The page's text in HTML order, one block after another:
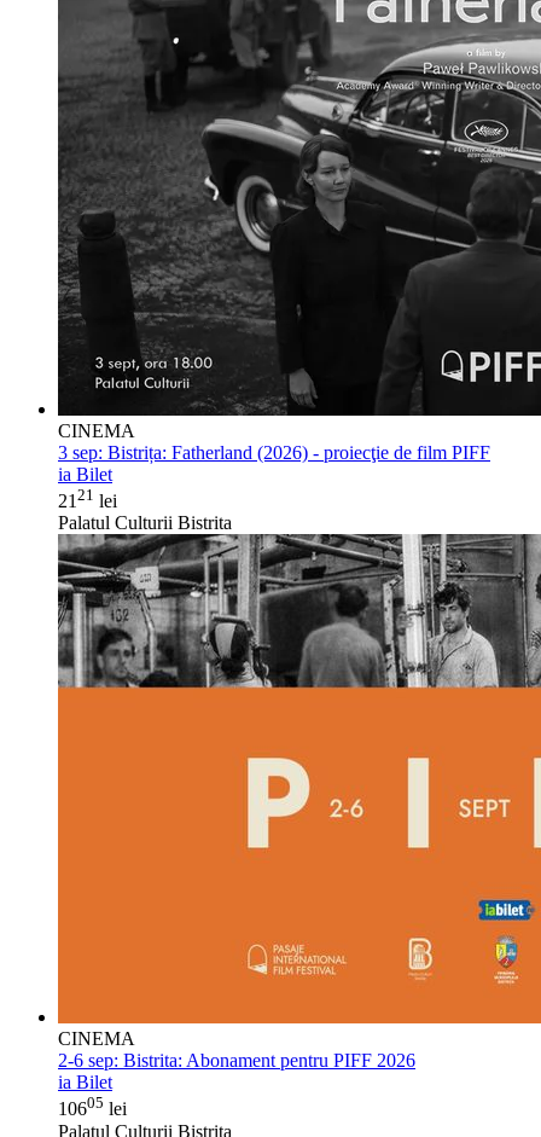
CINEMA
3 sep: Bistrița: Fatherland (2026) - proiecţie de film PIFF
ia Bilet
21 21 lei
Palatul Culturii Bistrita
CINEMA
2-6 sep: Bistrita: Abonament pentru PIFF 2026
ia Bilet
10605 lei
Palatul Culturii Bistrita